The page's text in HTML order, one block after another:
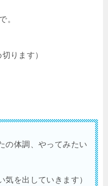
。
ります）
の体調、やってみたい
気を出していきます）